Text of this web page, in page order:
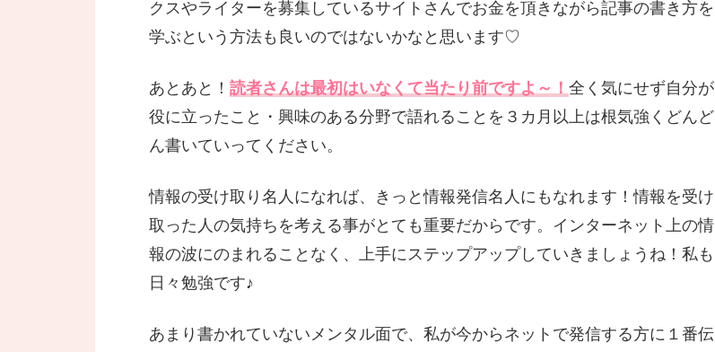
クスやライターを募集しているサイトさんでお金を頂きながら記事の書き方を
学ぶという方法も良いのではないかなと思います♡
あとあと！読者さんは最初はいなくて当たり前ですよ～！全く気にせず自分が
役に立ったこと・興味のある分野で語れることを３カ月以上は根気強くどんど
ん書いていってください。
情報の受け取り名人になれば、きっと情報発信名人にもなれます！情報を受け
取った人の気持ちを考える事がとても重要だからです。インターネット上の情
報の波にのまれることなく、上手にステップアップしていきましょうね！私も
日々勉強です♪
あまり書かれていないメンタル面で、私が今からネットで発信する方に１番伝